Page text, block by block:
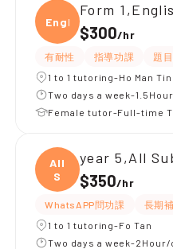
Engli
Form
$300/hr
有耐性 指導功課 題
1 to 1 tutoring-Ho Man Tin
Two days a week-
Female tutor-Full-time
All
S
year 5,All
$350/hr
WhatsAPP問功課 長期
1 to 1 tutoring-Fo Tan
Two days a week-